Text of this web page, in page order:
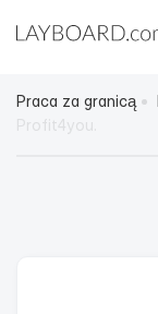
Praca za granicą